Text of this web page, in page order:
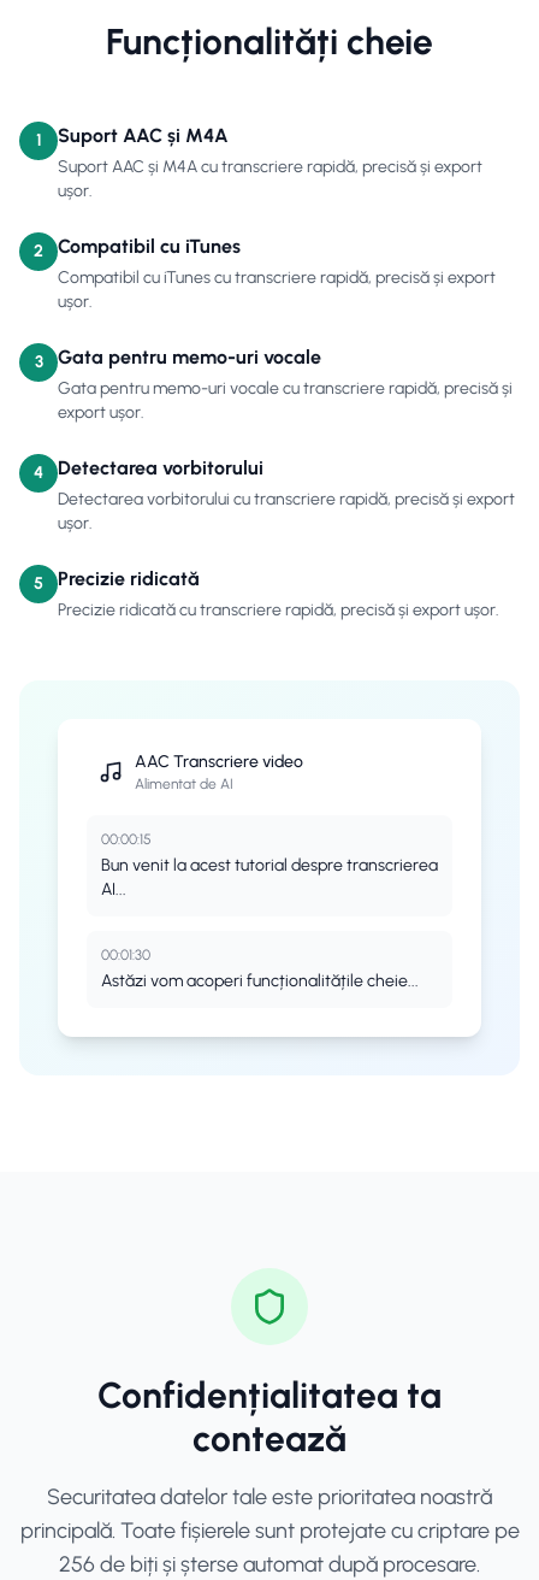
Funcționalități cheie
1 Suport AAC și M4A
Suport AAC și M4A cu transcriere rapidă, precisă și export
ușor.
2 Compatibil cu iTunes
Compatibil cu iTunes cu transcriere rapidă, precisă și export
ușor.
3 Gata pentru memo-uri vocale
Gata pentru memo-uri vocale cu transcriere rapidă, precisă și
export ușor.
4 Detectarea vorbitorului
Detectarea vorbitorului cu transcriere rapidă, precisă și export
ușor.
5 Precizie ridicată
Precizie ridicată cu transcriere rapidă, precisă și export ușor.
AAC Transcriere video
Alimentat de AI
00:00:15
Bun venit la acest tutorial despre transcrierea
AI...
00:01:30
Astăzi vom acoperi funcționalitățile cheie...
Confidențialitatea ta
contează
Securitatea datelor tale este prioritatea noastră
principală. Toate fișierele sunt protejate cu criptare pe
256 de biți și șterse automat după procesare.